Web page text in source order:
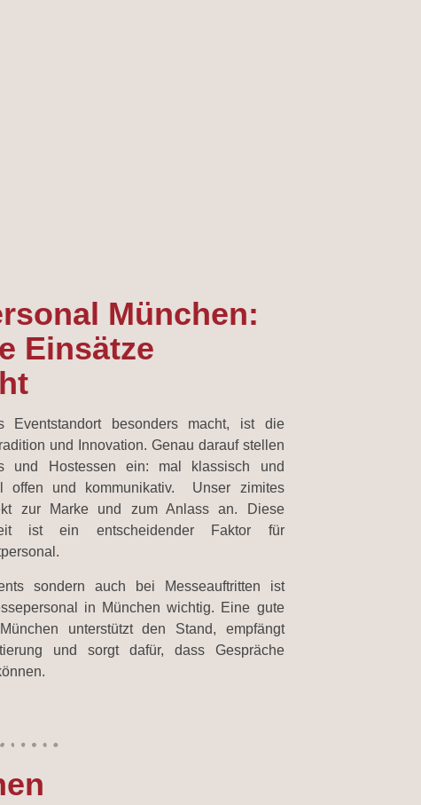
München:
Einsätze
Eventstandort besonders macht, ist die
und Innovation. Genau darauf stellen
und Hostessen ein: mal klassisch und
offen und kommunikativ. Unser zimites
zur Marke und zum Anlass an. Diese
ist ein entscheidender Faktor für
sondern auch bei Messeauftritten ist
in München wichtig. Eine gute
unterstützt den Stand, empfängt
und sorgt dafür, dass Gespräche